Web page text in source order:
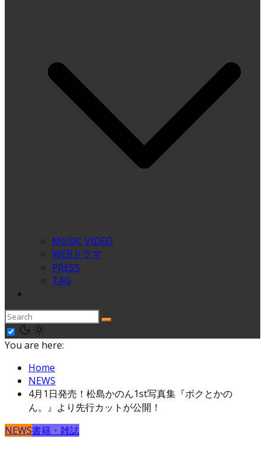
MUSIC VIDEO
WEBドラマ
PRESS
TAG
You are here:
Home
NEWS
4月1日発売！松島かのん1st写真集『ボクとかの
ん。』より先行カットが公開！
NEWS書籍・雑誌